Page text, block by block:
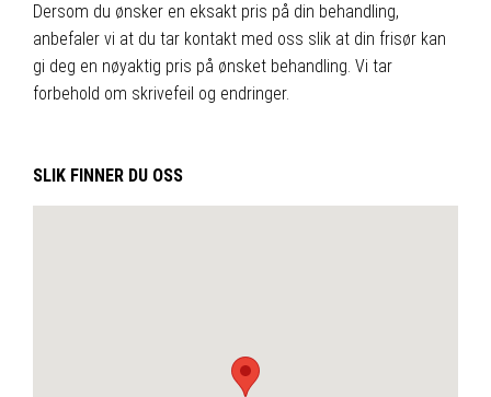
Dersom du ønsker en eksakt pris på din behandling,
anbefaler vi at du tar kontakt med oss slik at din frisør kan
gi deg en nøyaktig pris på ønsket behandling. Vi tar
forbehold om skrivefeil og endringer.
SLIK FINNER DU OSS